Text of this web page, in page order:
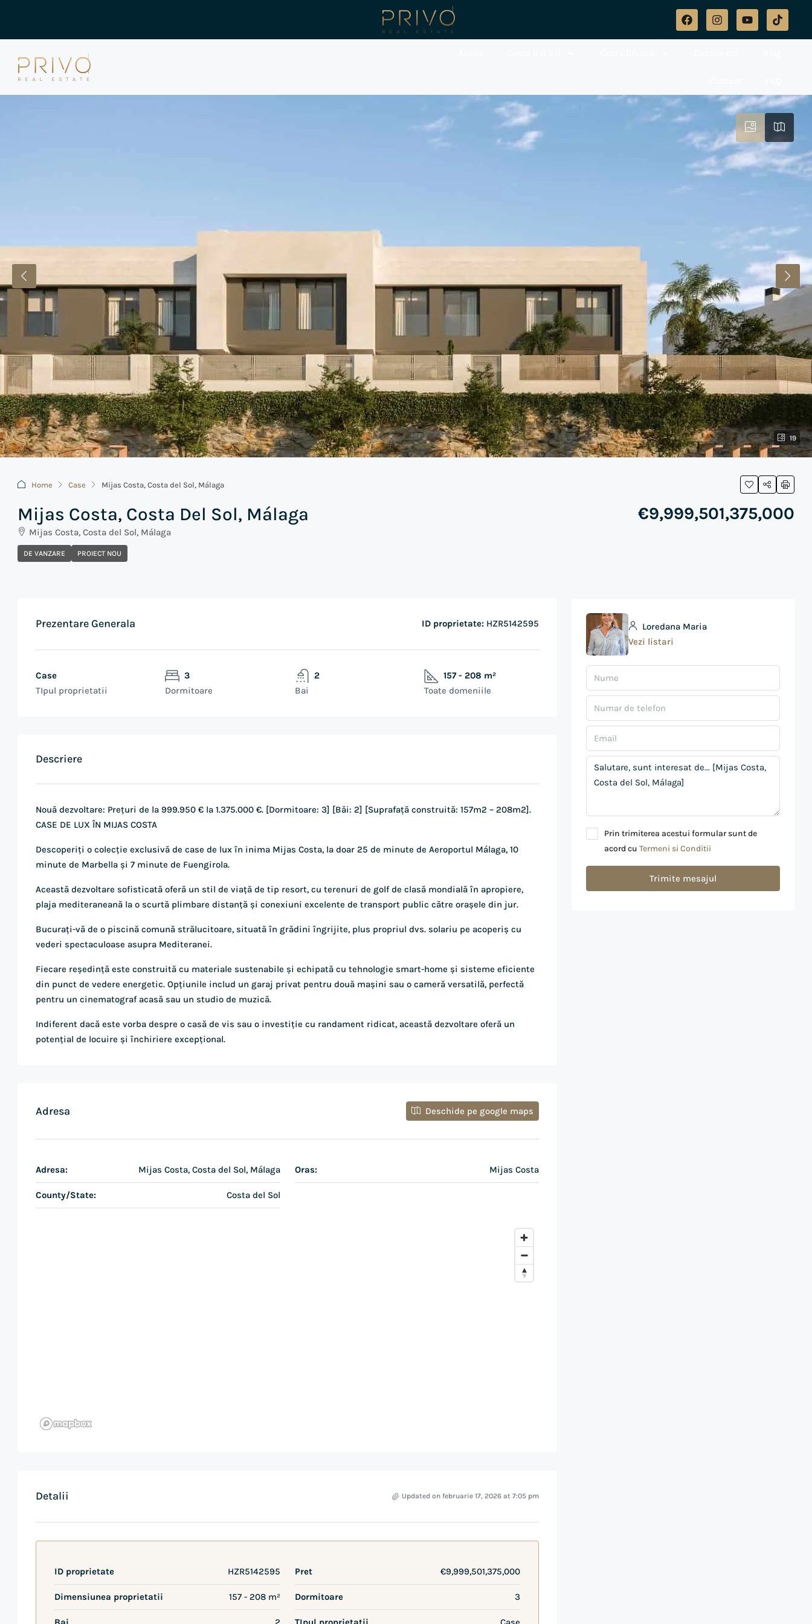
19
Home Case Mijas Costa, Costa del Sol, Málaga
Mijas Costa, Costa Del Sol, Málaga
Mijas Costa, Costa del Sol, Málaga
DE VANZARE PROIECT NOU
€9,999,501,375,000
Prezentare Generala ID proprietate: HZR5142595
Case
TIpul proprietatii
3
Dormitoare
2
Bai
157 - 208 m²
Toate domeniile
Descriere
Nouă dezvoltare: Prețuri de la 999.950 € la 1.375.000 €. [Dormitoare: 3] [Băi: 2] [Suprafață construită: 157m2 – 208m2].
CASE DE LUX ÎN MIJAS COSTA
Descoperiți o colecție exclusivă de case de lux în inima Mijas Costa, la doar 25 de minute de Aeroportul Málaga, 10
minute de Marbella și 7 minute de Fuengirola.
Această dezvoltare sofisticată oferă un stil de viață de tip resort, cu terenuri de golf de clasă mondială în apropiere,
plaja mediteraneană la o scurtă plimbare distanță și conexiuni excelente de transport public către orașele din jur.
Bucurați-vă de o piscină comună strălucitoare, situată în grădini îngrijite, plus propriul dvs. solariu pe acoperiș cu
vederi spectaculoase asupra Mediteranei.
Fiecare reședință este construită cu materiale sustenabile și echipată cu tehnologie smart-home și sisteme eficiente
din punct de vedere energetic. Opțiunile includ un garaj privat pentru două mașini sau o cameră versatilă, perfectă
pentru un cinematograf acasă sau un studio de muzică.
Indiferent dacă este vorba despre o casă de vis sau o investiție cu randament ridicat, această dezvoltare oferă un
potențial de locuire și închiriere excepțional.
Adresa Deschide pe google maps
Adresa: Mijas Costa, Costa del Sol, Málaga Oras: Mijas Costa
County/State: Costa del Sol
Detalii Updated on februarie 17, 2026 at 7:05 pm
ID proprietate HZR5142595 Pret €9,999,501,375,000
Dimensiunea proprietatii 157 - 208 m² Dormitoare 3
Loredana Maria
Vezi listari
Prin trimiterea acestui formular sunt de
acord cu Termeni si Conditii
Trimite mesajul